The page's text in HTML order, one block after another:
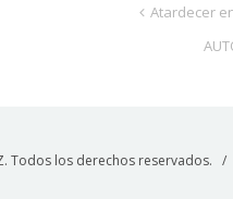
Atardecer
Todos los derechos reservados.